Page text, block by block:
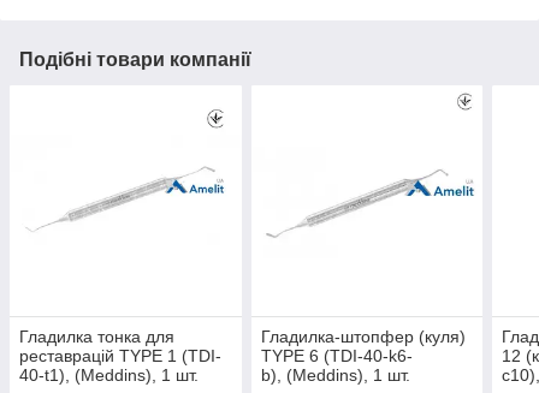
Подібні товари компанії
Гладилка тонка для
реставрацій TYPE 1 (TDI-
40-t1), (Meddins), 1 шт.
Гладилка-штопфер (куля)
TYPE 6 (TDI-40-k6-
b), (Meddins), 1 шт.
12